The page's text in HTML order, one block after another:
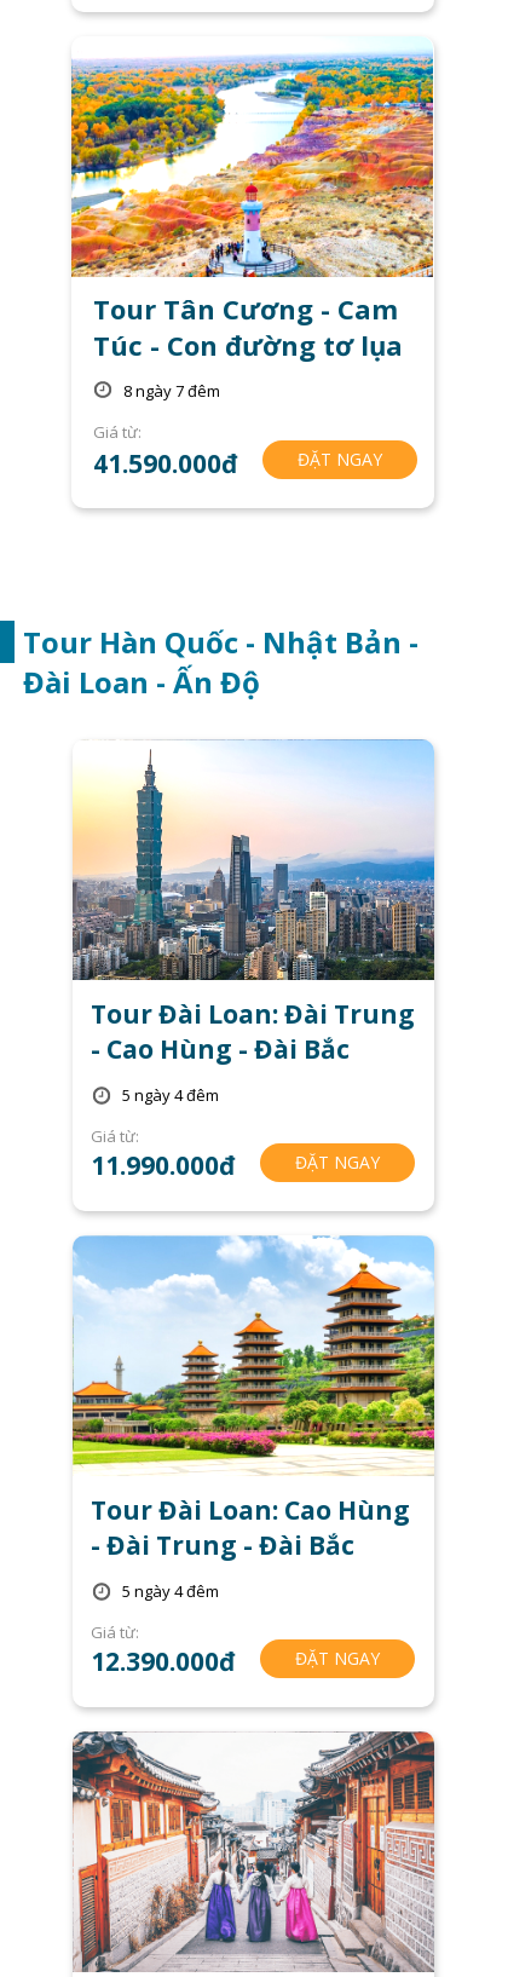
Tour Tân Cương - Cam
Túc - Con đường tơ lụa
Giá từ:
41.590.000đ ĐẶT NGAY
8 ngày 7 đêm
Tour Hàn Quốc - Nhật Bản -
Đài Loan - Ấn Độ
Tour Đài Loan: Đài Trung
- Cao Hùng - Đài Bắc
Giá từ:
11.990.000đ ĐẶT NGAY
5 ngày 4 đêm
Tour Đài Loan: Cao Hùng
- Đài Trung - Đài Bắc
Giá từ:
12.390.000đ ĐẶT NGAY
5 ngày 4 đêm